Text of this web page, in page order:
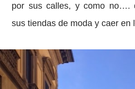
por sus calles, y como no….
sus tiendas de moda y caer en